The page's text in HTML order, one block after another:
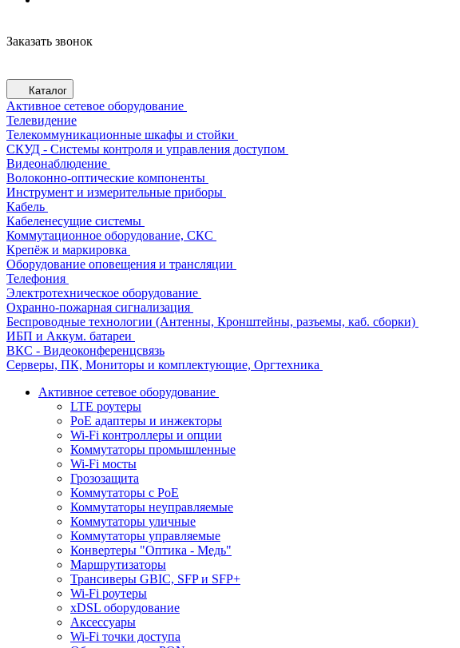
Заказать звонок
Каталог
Активное сетевое оборудование
Телевидение
Телекоммуникационные шкафы и стойки
СКУД - Системы контроля и управления доступом
Видеонаблюдение
Волоконно-оптические компоненты
Инструмент и измерительные приборы
Кабель
Кабеленесущие системы
Коммутационное оборудование, СКС
Крепёж и маркировка
Оборудование оповещения и трансляции
Телефония
Электротехническое оборудование
Охранно-пожарная сигнализация
Беспроводные технологии (Антенны, Кронштейны, разъемы, каб. сборки)
ИБП и Аккум. батареи
ВКС - Видеоконференцсвязь
Серверы, ПК, Мониторы и комплектующие, Оргтехника
Активное сетевое оборудование
LTE роутеры
PoE адаптеры и инжекторы
Wi-Fi контроллеры и опции
Коммутаторы промышленные
Wi-Fi мосты
Грозозащита
Коммутаторы c PoE
Коммутаторы неуправляемые
Коммутаторы уличные
Коммутаторы управляемые
Конвертеры "Оптика - Медь"
Маршрутизаторы
Трансиверы GBIC, SFP и SFP+
Wi-Fi роутеры
xDSL оборудование
Аксессуары
Wi-Fi точки доступа